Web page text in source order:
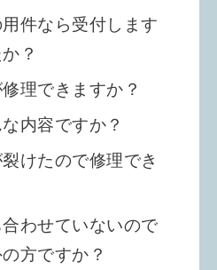
用件なら受付します
？
理できますか？
内容ですか？
けたので修理でき
合わせていないので
方ですか？